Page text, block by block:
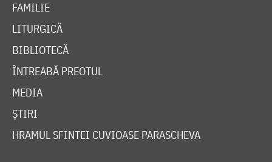
FAMILIE
LITURGICĂ
BIBLIOTECĂ
ÎNTREABĂ PREOTUL
MEDIA
ȘTIRI
HRAMUL SFINTEI CUVIOASE PARASCHEVA